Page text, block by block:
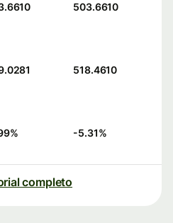
503.6610
518.4610
% -5.31%
completo